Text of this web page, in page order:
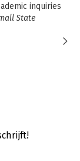
inquiries
State
academics,
by and
their
Air and